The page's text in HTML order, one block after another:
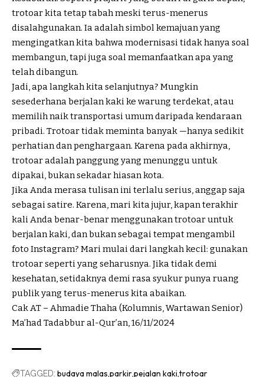
trotoar kita tetap tabah meski terus-menerus
disalahgunakan. Ia adalah simbol kemajuan yang
mengingatkan kita bahwa modernisasi tidak hanya soal
membangun, tapi juga soal memanfaatkan apa yang
telah dibangun.
Jadi, apa langkah kita selanjutnya? Mungkin
sesederhana berjalan kaki ke warung terdekat, atau
memilih naik transportasi umum daripada kendaraan
pribadi. Trotoar tidak meminta banyak —hanya sedikit
perhatian dan penghargaan. Karena pada akhirnya,
trotoar adalah panggung yang menunggu untuk
dipakai, bukan sekadar hiasan kota.
Jika Anda merasa tulisan ini terlalu serius, anggap saja
sebagai satire. Karena, mari kita jujur, kapan terakhir
kali Anda benar-benar menggunakan trotoar untuk
berjalan kaki, dan bukan sebagai tempat mengambil
foto Instagram? Mari mulai dari langkah kecil: gunakan
trotoar seperti yang seharusnya. Jika tidak demi
kesehatan, setidaknya demi rasa syukur punya ruang
publik yang terus-menerus kita abaikan.
Cak AT – Ahmadie Thaha (Kolumnis, Wartawan Senior)
Ma’had Tadabbur al-Qur’an, 16/11/2024
TAGGED: budaya malas parkirpejalan kaki trotoar